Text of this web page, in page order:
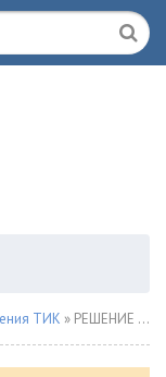
ТИК » РЕШЕНИЕ 30 июня 2025 года № 225